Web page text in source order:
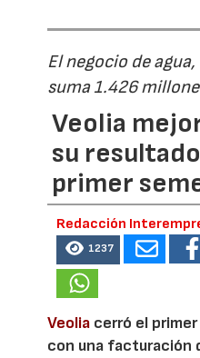
El negocio de
suma 1.426
Veolia
su
primer
Redacción
1237
Veolia cerró el
con una facturación